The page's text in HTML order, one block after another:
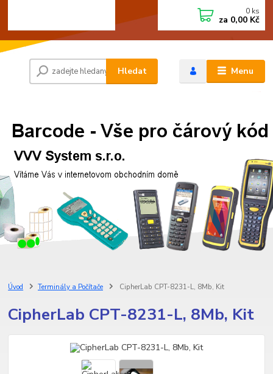
Menu
Hledat
0 ks
za 0,00 Kč
Úvod Terminály a Počítače CipherLab CPT-8231-L, 8Mb, Kit
CipherLab CPT-8231-L, 8Mb, Kit